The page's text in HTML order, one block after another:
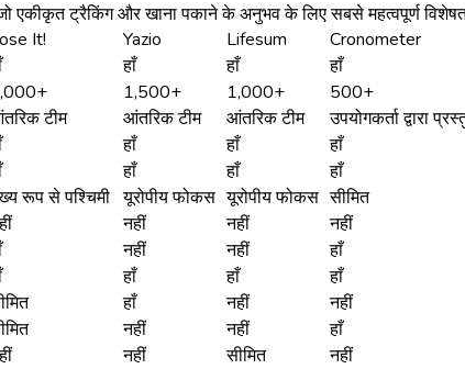
एकीकृत ट्रैकिंग और खाना पकाने के अनुभव के लिए सबसे महत्वपूर्ण
It! Yazio Lifesum Cronometer
हाँ हाँ हाँ
1,500+ 1,000+ 500+
टीम आंतरिक टीम आंतरिक टीम उपयोगकर्ता द्वारा
हाँ हाँ हाँ
हाँ हाँ हाँ
रूप से पश्चिमी यूरोपीय फोकस यूरोपीय फोकस सीमित
नहीं नहीं नहीं
नहीं नहीं हाँ
हाँ हाँ हाँ
हाँ नहीं नहीं
नहीं नहीं हाँ
नहीं सीमित नहीं